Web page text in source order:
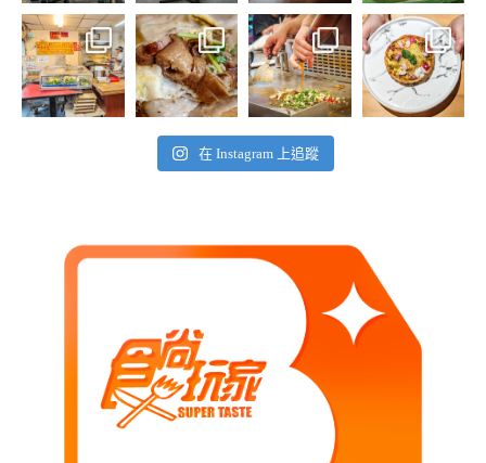
在 Instagram 上追蹤